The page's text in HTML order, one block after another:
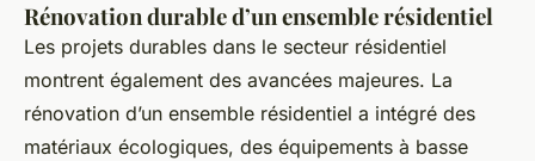
Rénovation durable d’un ensemble résidentiel
Les projets durables dans le secteur résidentiel
montrent également des avancées majeures. La
rénovation d’un ensemble résidentiel a intégré des
matériaux écologiques, des équipements à basse